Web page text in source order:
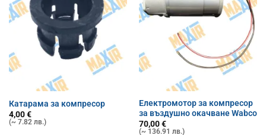
Катарама за компресор
4,00€
(~ 7.82 лв.)
Електромотор за компресор
за въздушно окачване Wabco
70,00€
(~ 136.91 лв.)